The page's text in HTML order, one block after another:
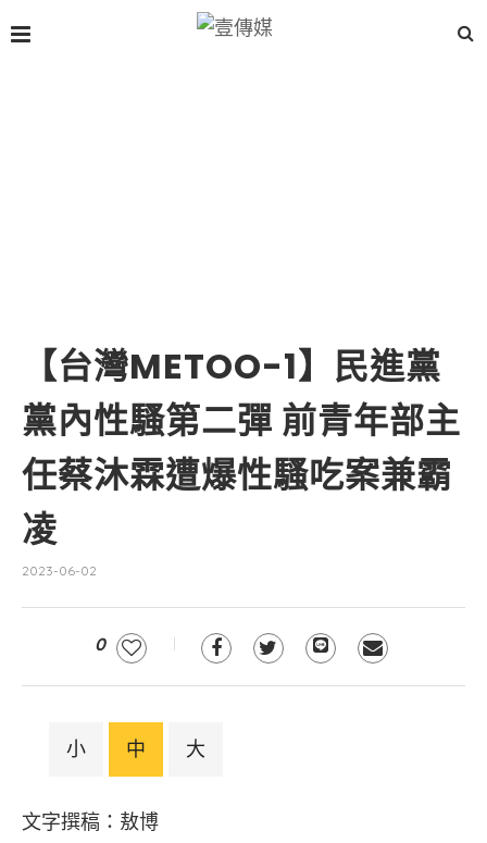
【台灣METOO-1】民進黨
黨內性騷第二彈 前青年部主
任蔡沐霖遭爆性騷吃案兼霸
凌
2023-06-02
0
小 中 大
文字撰稿：敖博